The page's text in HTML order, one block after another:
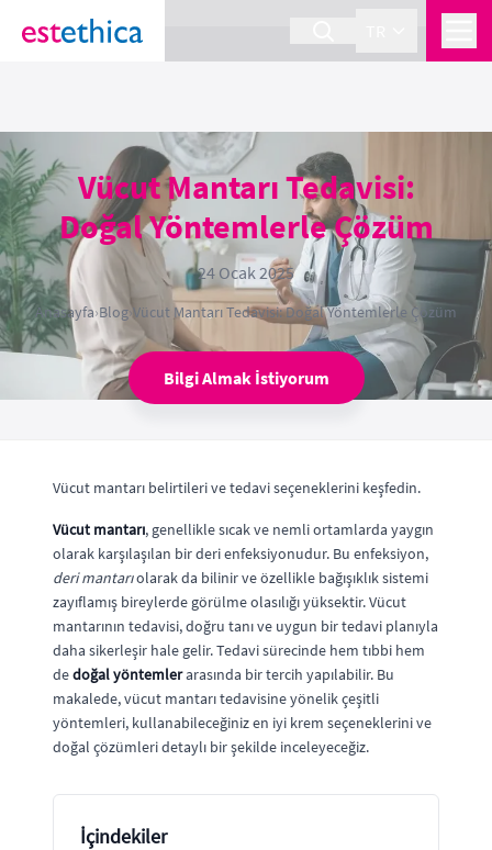
section Service {
Vücut Mantarı Tedavisi:
Doğal Yöntemlerle Çözüm
24 Ocak 2025
Anasayfa›Blog›Vücut Mantarı Tedavisi: Doğal Yöntemlerle Çözüm
Bilgi Almak İstiyorum
Vücut mantarı belirtileri ve tedavi seçeneklerini keşfedin.
Vücut mantarı, genellikle sıcak ve nemli ortamlarda yaygın
olarak karşılaşılan bir deri enfeksiyonudur. Bu enfeksiyon,
deri mantarıolarak da bilinir ve özellikle bağışıklık sistemi
zayıflamış bireylerde görülme olasılığı yüksektir. Vücut
mantarının tedavisi, doğru tanı ve uygun bir tedavi planıyla
daha sikerleşir hale gelir. Tedavi sürecinde hem tıbbi hem
dedoğal yöntemlerarasında bir tercih yapılabilir. Bu
makalede, vücut mantarı tedavisine yönelik çeşitli
yöntemleri, kullanabileceğiniz en iyi krem seçeneklerini ve
doğal çözümleri detaylı bir şekilde inceleyeceğiz.
İçindekiler